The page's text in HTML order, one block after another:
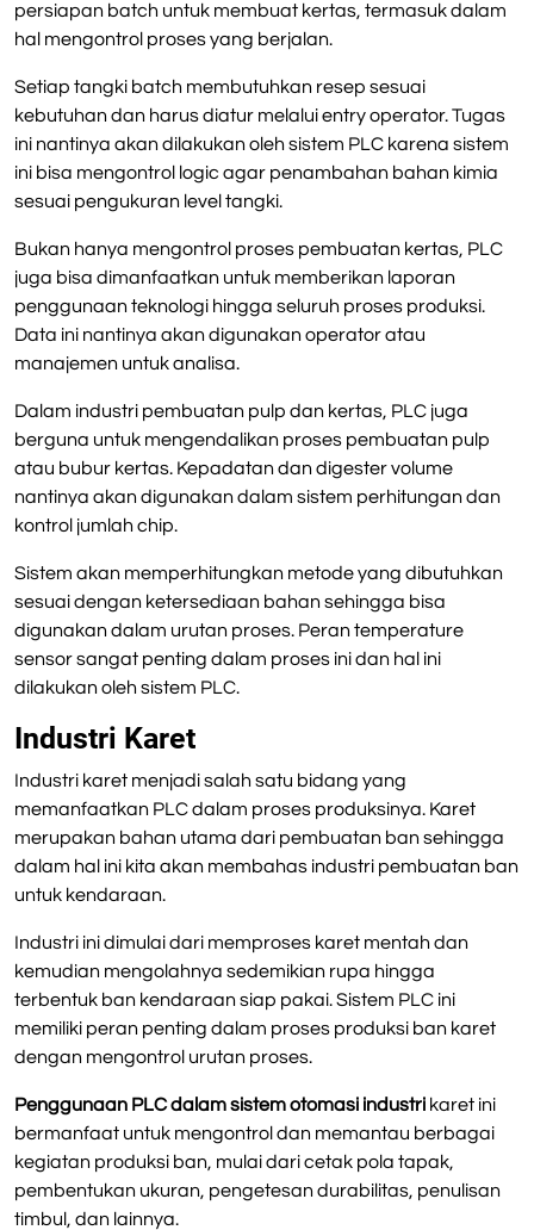
persiapan batch untuk membuat kertas, termasuk dalam
hal mengontrol proses yang berjalan.
Setiap tangki batch membutuhkan resep sesuai
kebutuhan dan harus diatur melalui entry operator. Tugas
ini nantinya akan dilakukan oleh sistem PLC karena sistem
ini bisa mengontrol logic agar penambahan bahan kimia
sesuai pengukuran level tangki.
Bukan hanya mengontrol proses pembuatan kertas, PLC
juga bisa dimanfaatkan untuk memberikan laporan
penggunaan teknologi hingga seluruh proses produksi.
Data ini nantinya akan digunakan operator atau
manajemen untuk analisa.
Dalam industri pembuatan pulp dan kertas, PLC juga
berguna untuk mengendalikan proses pembuatan pulp
atau bubur kertas. Kepadatan dan digester volume
nantinya akan digunakan dalam sistem perhitungan dan
kontrol jumlah chip.
Sistem akan memperhitungkan metode yang dibutuhkan
sesuai dengan ketersediaan bahan sehingga bisa
digunakan dalam urutan proses. Peran temperature
sensor sangat penting dalam proses ini dan hal ini
dilakukan oleh sistem PLC.
Industri Karet
Industri karet menjadi salah satu bidang yang
memanfaatkan PLC dalam proses produksinya. Karet
merupakan bahan utama dari pembuatan ban sehingga
dalam hal ini kita akan membahas industri pembuatan ban
untuk kendaraan.
Industri ini dimulai dari memproses karet mentah dan
kemudian mengolahnya sedemikian rupa hingga
terbentuk ban kendaraan siap pakai. Sistem PLC ini
memiliki peran penting dalam proses produksi ban karet
dengan mengontrol urutan proses.
Penggunaan PLC dalam sistem otomasi industri karet ini
bermanfaat untuk mengontrol dan memantau berbagai
kegiatan produksi ban, mulai dari cetak pola tapak,
pembentukan ukuran, pengetesan durabilitas, penulisan
timbul, dan lainnya.